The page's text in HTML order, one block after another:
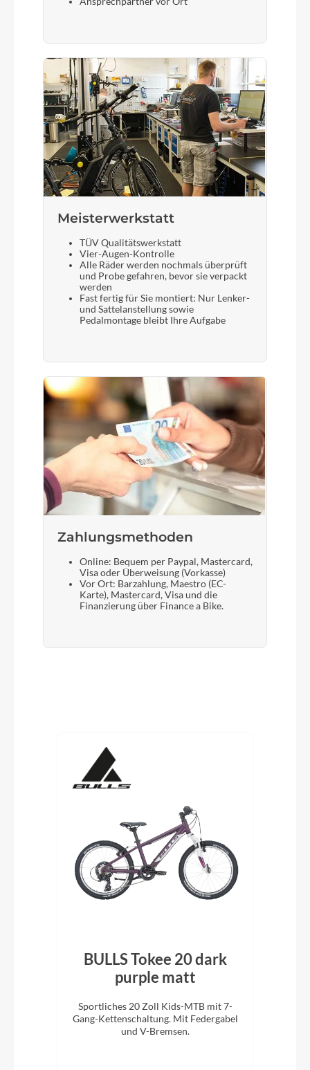
Meisterwerkstatt
TÜV Qualitätswerkstatt
Vier-Augen-Kontrolle
Alle Räder werden nochmals überprüft
und Probe gefahren, bevor sie verpackt
werden
Fast fertig für Sie montiert: Nur Lenker-
und Sattelanstellung sowie
Pedalmontage bleibt Ihre Aufgabe
Zahlungsmethoden
Online: Bequem per Paypal, Mastercard,
Visa oder Überweisung (Vorkasse)
Vor Ort: Barzahlung, Maestro (EC-
Karte), Mastercard, Visa und die
Finanzierung über Finance a Bike.
BULLS Tokee 20 dark
purple matt
Sportliches 20 Zoll Kids-MTB mit 7-
Gang-Kettenschaltung. Mit Federgabel
und V-Bremsen.